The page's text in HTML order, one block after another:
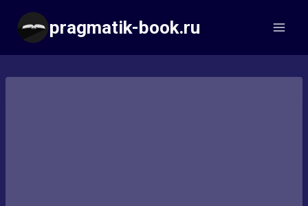
Перейти
содержимому
pragmatik-book.ru